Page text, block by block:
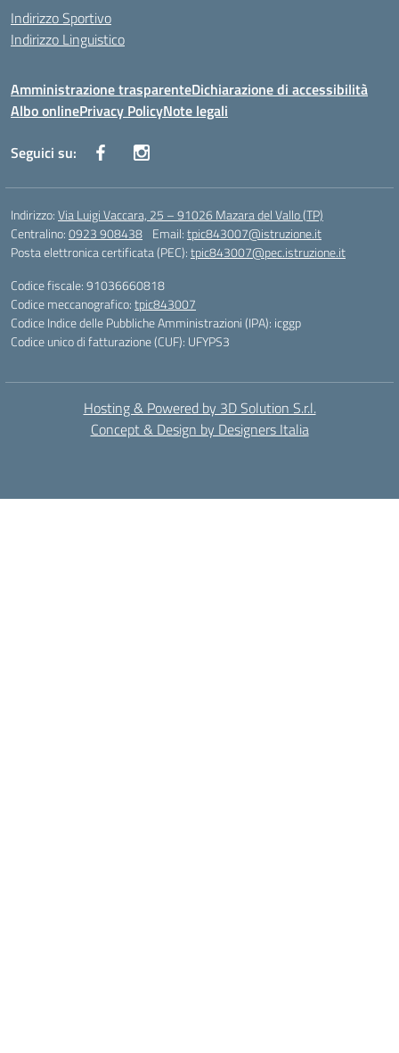
Indirizzo Sportivo
Indirizzo Linguistico
Amministrazione trasparenteDichiarazione di accessibilità
Albo onlinePrivacy PolicyNote legali
Seguici su:
Indirizzo:Via Luigi Vaccara, 25 – 91026 Mazara del Vallo (TP)
Centralino:0923 908438 Email:tpic843007@istruzione.it
Posta elettronica certificata (PEC):tpic843007@pec.istruzione.it
Codice fiscale: 91036660818
Codice meccanografico:tpic843007
Codice Indice delle Pubbliche Amministrazioni (IPA): icggp
Codice unico di fatturazione (CUF): UFYPS3
Hosting & Powered by 3D Solution S.r.l.
Concept & Design by Designers Italia